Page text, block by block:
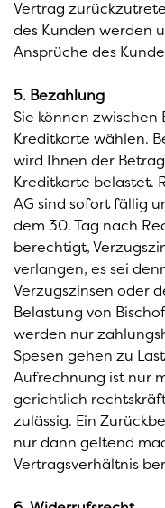
Vertrag
des Kunden werden
Ansprüche des
5. Bezahlung
Sie können
Kreditkarte wählen.
wird Ihnen der
Kreditkarte belastet.
AG sind sofort fällig
dem 30. Tag nach
berechtigt,
verlangen, es sei
Verzugszinsen oder
Belastung von
werden nur
Spesen gehen zu
Aufrechnung ist nur
gerichtlich
zulässig. Ein
nur dann geltend
Vertragsverhältnis